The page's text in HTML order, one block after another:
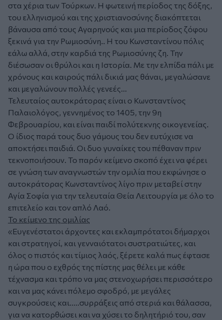
στα χέρια των Τούρκων. Η φωτεινή περίοδος της δόξης,
του ελληνισμού και της χριστιανοσύνης διακόπτεται
βάναυσα από τους Αγαρηνούς και μια περίοδος ζόφου
ξεκινά για την Ρωμιοσύνη.. Η του Κωνσταντίνου πόλις
εάλω αλλά, στην καρδιά της Ρωμιοσύνης ζη. Την
διέσωσαν οι θρύλοι και η Ιστορία. Με την ελπίδα πάλι με
χρόνους και καιρούς πάλι δικιά μας θάναι, μεγαλώσανε
και μεγαλώνουν πολλές γενεές...
Τελευταίος αυτοκράτορας είναι ο Κωνσταντίνος
Παλαιολόγος, γεννημένος το 1405, την 9η
Φεβρουαρίου, και είναι παιδί πολύτεκνης οικογενείας.
Ο ίδιος παρά τους δυο γάμους του δεν ευτύχισε να
αποκτήσει παιδιά. Οι δυο γυναίκες του πέθαναν πριν
τεκνοποιήσουν. Το παρόν κείμενο σκοπό έχει να φέρει
σε γνώση των αναγνωστών την ομιλία που εκφώνησε ο
αυτοκράτορας Κωνσταντίνος λίγο πριν μεταβεί στην
Αγία Σοφία για την τελευταία Θεία Λειτουργία με όλο το
επιτελείο και τον απλό Λαό.
Το κείμενο της ομιλίας
«Ευγενέστατοι άρχοντες και εκλαμπρότατοι δήμαρχοι
και στρατηγοί, και γενναιότατοι συστρατιώτες, και
όλος ο πιστός και τίμιος λαός, ξέρετε καλά πως έφτασε
η ώρα που ο εχθρός της πίστης μας θέλει με κάθε
τέχνασμα και τρόπο να μας στενοχωρήσει περισσότερο
και να μας κάνει πόλεμο σφοδρό, με μεγάλες
συγκρούσεις και.....συρράξεις από στεριά και θάλασσα,
για να κατορθώσει και να χύσει το δηλητήριό του, σαν